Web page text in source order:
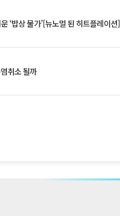
‘밥상 물가’[뉴노멀 된 히트플레이션]
취소 될까